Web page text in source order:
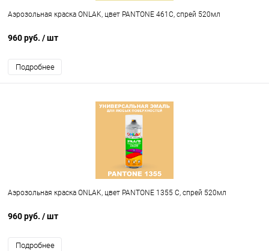
Аэрозольная краска ONLAK, цвет PANTONE 461C, спрей 520мл
960 руб. / шт
Подробнее
Аэрозольная краска ONLAK, цвет PANTONE 1355 C, спрей 520мл
960 руб. / шт
Подробнее